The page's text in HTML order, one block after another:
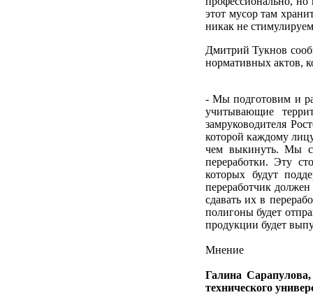
этот мусор там
никак не
Дмитрий Тукнов
нормативных актов,
- Мы подготовим и
учитывающие
замруководителя
которой каждому
чем выкинуть. Мы
переработки. Эту
которых будут
переработчик
сдавать их в
полигоны будет
продукции будет
Мнение
Галина Сарапулова,
технического